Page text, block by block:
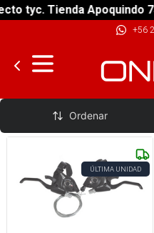
tyc. Tienda Apoquindo
+56
Desviador Delantero
Ordenar
ÚLTIMA UNIDAD